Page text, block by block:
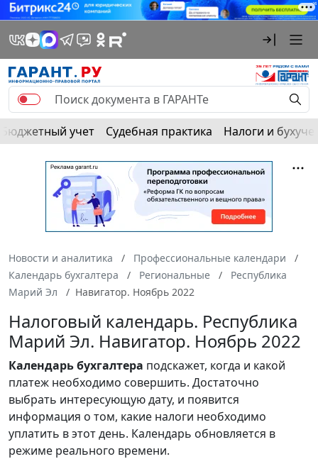
Бюджетный учет Судебная практика Налоги и
Новости и аналитика
Профессиональные календари
Календарь бухгалтера
Региональные
Республика
Марий Эл
Навигатор. Ноябрь 2022
Налоговый календарь. Республика
Марий Эл. Навигатор. Ноябрь 2022
Календарьбухгалтера подскажет, когда и какой
платеж необходимо совершить. Достаточно
выбрать интересующую дату, и появится
информация о том, какие налоги необходимо
уплатить в этот день. Календарь обновляется в
режиме реального времени.